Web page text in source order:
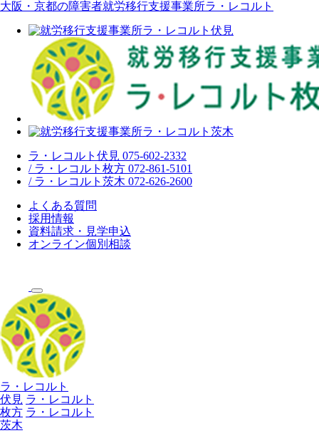
大阪・京都の障害者就労移行支援事業所ラ・レコルト
ラ・レコルト伏見 075-602-2332
/ ラ・レコルト枚方 072-861-5101
/ ラ・レコルト茨木 072-626-2600
よくある質問
採用情報
資料請求・見学申込
オンライン個別相談
ラ・レコルト
伏見 ラ・レコルト
枚方 ラ・レコルト
茨木